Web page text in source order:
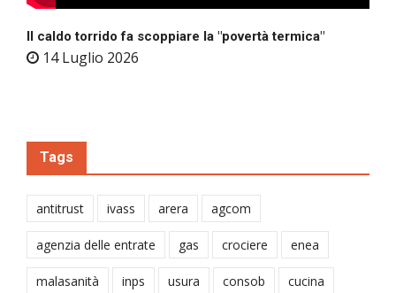
Il caldo torrido fa scoppiare la "povertà termica"
14 Luglio 2026
Tags
antitrust ivass arera agcom
agenzia delle entrate gas crociere enea
malasanità inps usura consob cucina